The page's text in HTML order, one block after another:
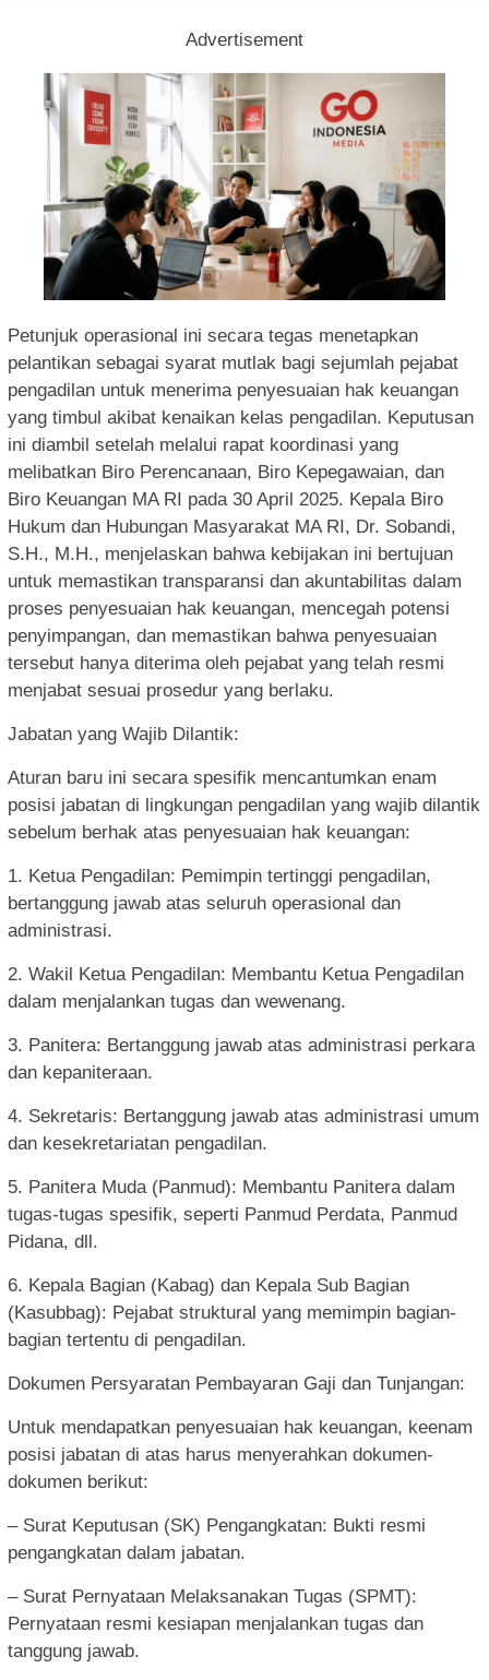
Advertisement
Petunjuk operasional ini secara tegas menetapkan
pelantikan sebagai syarat mutlak bagi sejumlah pejabat
pengadilan untuk menerima penyesuaian hak keuangan
yang timbul akibat kenaikan kelas pengadilan. Keputusan
ini diambil setelah melalui rapat koordinasi yang
melibatkan Biro Perencanaan, Biro Kepegawaian, dan
Biro Keuangan MA RI pada 30 April 2025. Kepala Biro
Hukum dan Hubungan Masyarakat MA RI, Dr. Sobandi,
S.H., M.H., menjelaskan bahwa kebijakan ini bertujuan
untuk memastikan transparansi dan akuntabilitas dalam
proses penyesuaian hak keuangan, mencegah potensi
penyimpangan, dan memastikan bahwa penyesuaian
tersebut hanya diterima oleh pejabat yang telah resmi
menjabat sesuai prosedur yang berlaku.
Jabatan yang Wajib Dilantik:
Aturan baru ini secara spesifik mencantumkan enam
posisi jabatan di lingkungan pengadilan yang wajib dilantik
sebelum berhak atas penyesuaian hak keuangan:
1. Ketua Pengadilan: Pemimpin tertinggi pengadilan,
bertanggung jawab atas seluruh operasional dan
administrasi.
2. Wakil Ketua Pengadilan: Membantu Ketua Pengadilan
dalam menjalankan tugas dan wewenang.
3. Panitera: Bertanggung jawab atas administrasi perkara
dan kepaniteraan.
4. Sekretaris: Bertanggung jawab atas administrasi umum
dan kesekretariatan pengadilan.
5. Panitera Muda (Panmud): Membantu Panitera dalam
tugas-tugas spesifik, seperti Panmud Perdata, Panmud
Pidana, dll.
6. Kepala Bagian (Kabag) dan Kepala Sub Bagian
(Kasubbag): Pejabat struktural yang memimpin bagian-
bagian tertentu di pengadilan.
Dokumen Persyaratan Pembayaran Gaji dan Tunjangan:
Untuk mendapatkan penyesuaian hak keuangan, keenam
posisi jabatan di atas harus menyerahkan dokumen-
dokumen berikut:
– Surat Keputusan (SK) Pengangkatan: Bukti resmi
pengangkatan dalam jabatan.
– Surat Pernyataan Melaksanakan Tugas (SPMT):
Pernyataan resmi kesiapan menjalankan tugas dan
tanggung jawab.